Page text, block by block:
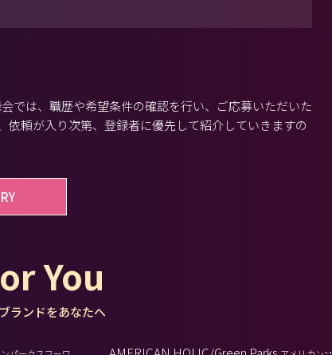
では、職歴や希望条件の確認を行い、ご応募いただいた
頼が入り次第、登録者に優先して紹介していきますの
You
ランドをあなたへ